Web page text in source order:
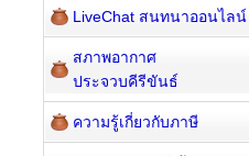
LiveChat สนทนาออนไลน์
สภาพอากาศ
ประจวบคีรีขันธ์
ความรู้เกี่ยวกับภาษี